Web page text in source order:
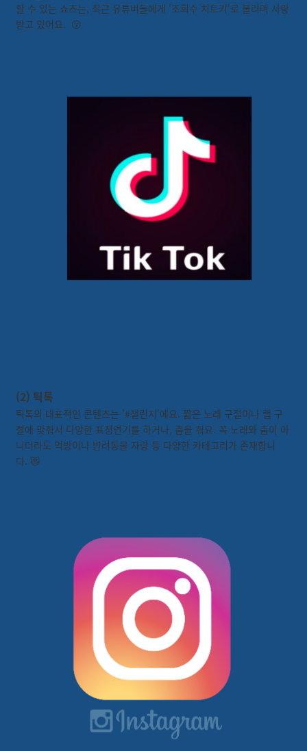
할 수 있는 쇼츠는, 최근 유튜버들에게 '조회수 치트키'로 불리며 사랑
받고 있어요. 😗
(2) 틱톡
틱톡의 대표적인 콘텐츠는 '#챌린지'에요. 짧은 노래 구절이나 랩 구
절에 맞춰서 다양한 표정연기를 하거나, 춤을 춰요. 꼭 노래와 춤이 아
니더라도 먹방이나 반려동물 자랑 등 다양한 카테고리가 존재합니
다. 😻